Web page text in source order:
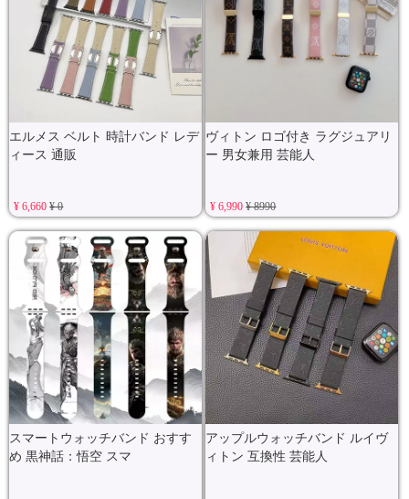
エルメス ベルト 時計バンド レデ
ィース 通販
¥ 6,660¥ 0
ヴィトン ロゴ付き ラグジュアリ
ー 男女兼用 芸能人
¥ 6,990¥ 8990
スマートウォッチバンド おすす
め 黒神話：悟空 スマ
アップルウォッチバンド ルイヴ
ィトン 互換性 芸能人